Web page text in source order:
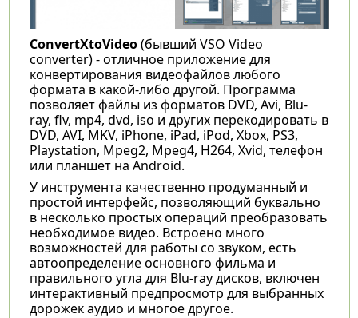
ConvertXtoVideo(бывший VSO Video
converter) - отличное приложение для
конвертирования видеофайлов любого
формата в какой-либо другой. Программа
позволяет файлы из форматов DVD, Avi, Blu-
ray, flv, mp4, dvd, iso и других перекодировать в
DVD, AVI, MKV, iPhone, iPad, iPod, Xbox, PS3,
Playstation, Mpeg2, Mpeg4, H264, Xvid, телефон
или планшет на Android.
У инструмента качественно продуманный и
простой интерфейс, позволяющий буквально
в несколько простых операций преобразовать
необходимое видео. Встроено много
возможностей для работы со звуком, есть
автоопределение основного фильма и
правильного угла для Blu-ray дисков, включен
интерактивный предпросмотр для выбранных
дорожек аудио и многое другое.